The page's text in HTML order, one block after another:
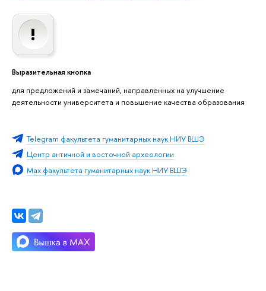
Выразительная кнопка
для предложений и замечаний, направленных на улучшение
деятельности университета и повышение качества образования
Telegram факультета гуманитарных наук НИУ ВШЭ
Центр античной и восточной археологии
Max факультета гуманитарных наук НИУ ВШЭ